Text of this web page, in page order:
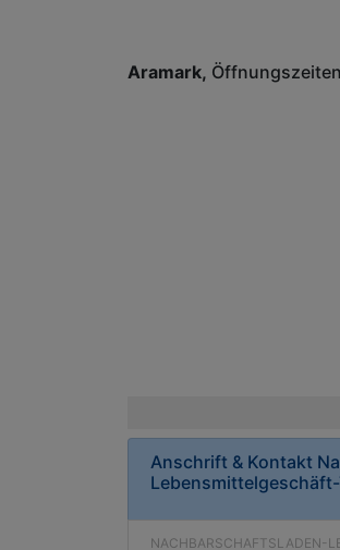
Aramark Öffnungszeiten
Anschrift & Kontakt
NACHBARSCHAFTSLADEN-